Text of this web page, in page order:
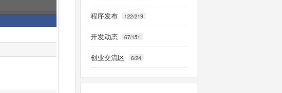
程序发布 122/219
开发动态 67/151
创业交流区 6/24